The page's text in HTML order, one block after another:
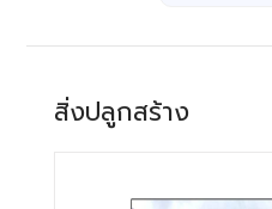
สิ่งปลูกสร้าง